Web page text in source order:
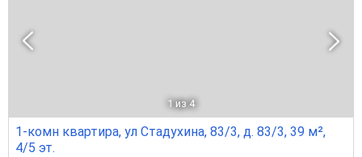
1 из 4
1-комн квартира, ул Стадухина, 83/3, д. 83/3, 39 м²,
4/5 эт.